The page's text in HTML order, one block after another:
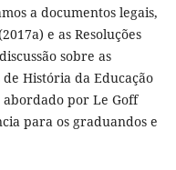
a documentos legais,
e as Resoluções
sobre as
História da Educação
por Le Goff
para os graduandos e